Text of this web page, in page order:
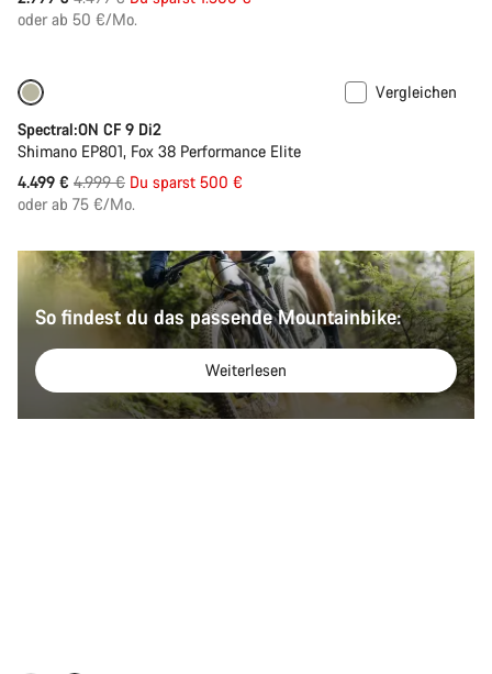
oder ab 50 €/Mo.
Vergleichen
Spectral:ON CF 9 Di2
Shimano EP801, Fox 38 Performance Elite
4.499 € Ursprungspreis
4.999 € Du sparst 500 €
oder ab 75 €/Mo.
So findest du das passende Mountainbike:
Weiterlesen